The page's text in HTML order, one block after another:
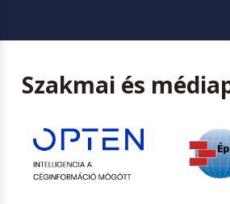
Szakmai és